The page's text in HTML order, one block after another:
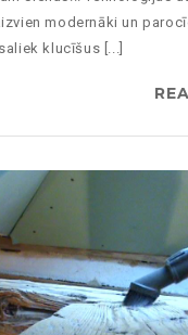
modernāki un
klucīšus [...]